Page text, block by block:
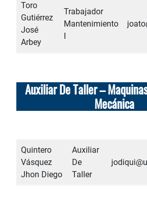
Toro
Gutiérrez
José
Arbey
Trabajador
Mantenimiento
Auxiliar De Taller –
Mecánica
Quintero
Vásquez
Jhon Diego
Auxiliar
De
Taller